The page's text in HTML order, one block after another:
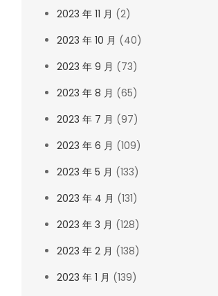
2023 年 11 月 (2)
2023 年 10 月 (40)
2023 年 9 月 (73)
2023 年 8 月 (65)
2023 年 7 月 (97)
2023 年 6 月 (109)
2023 年 5 月 (133)
2023 年 4 月 (131)
2023 年 3 月 (128)
2023 年 2 月 (138)
2023 年 1 月 (139)